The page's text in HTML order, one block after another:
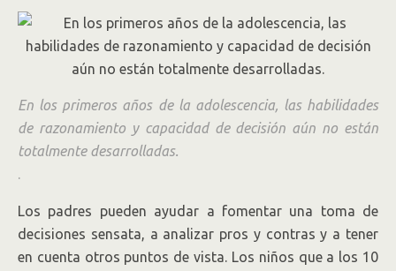
En los primeros años de la adolescencia, las habilidades
de razonamiento y capacidad de decisión aún no están
totalmente desarrolladas.
.
Los padres pueden ayudar a fomentar una toma de
decisiones sensata, a analizar pros y contras y a tener
en cuenta otros puntos de vista. Los niños que a los 10